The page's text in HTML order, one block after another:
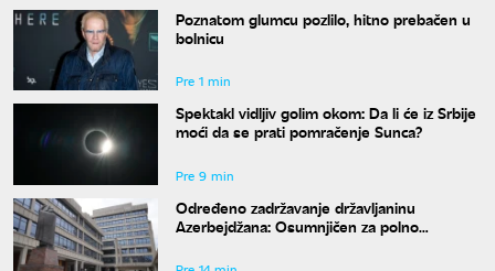
Poznatom glumcu pozlilo, hitno prebačen u
bolnicu
Pre 1 min
Spektakl vidljiv golim okom: Da li će iz Srbije
moći da se prati pomračenje Sunca?
Pre 9 min
Određeno zadržavanje državljaninu
Azerbejdžana: Osumnjičen za polno